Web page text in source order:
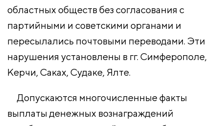
областных обществ без согласования с
партийными и советскими органами и
пересылались почтовыми переводами. Эти
нарушения установлены в гг. Симферополе,
Керчи, Саках, Судаке, Ялте.
Допускаются многочисленные факты
выплаты денежных вознаграждений